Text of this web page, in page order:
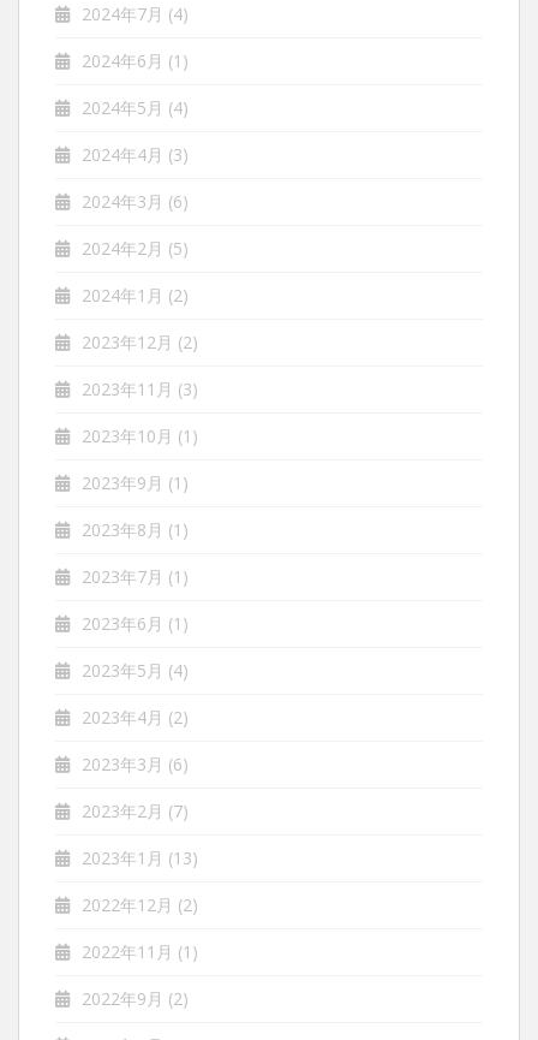
2024年7月 (4)
2024年6月 (1)
2024年5月 (4)
2024年4月 (3)
2024年3月 (6)
2024年2月 (5)
2024年1月 (2)
2023年12月 (2)
2023年11月 (3)
2023年10月 (1)
2023年9月 (1)
2023年8月 (1)
2023年7月 (1)
2023年6月 (1)
2023年5月 (4)
2023年4月 (2)
2023年3月 (6)
2023年2月 (7)
2023年1月 (13)
2022年12月 (2)
2022年11月 (1)
2022年9月 (2)